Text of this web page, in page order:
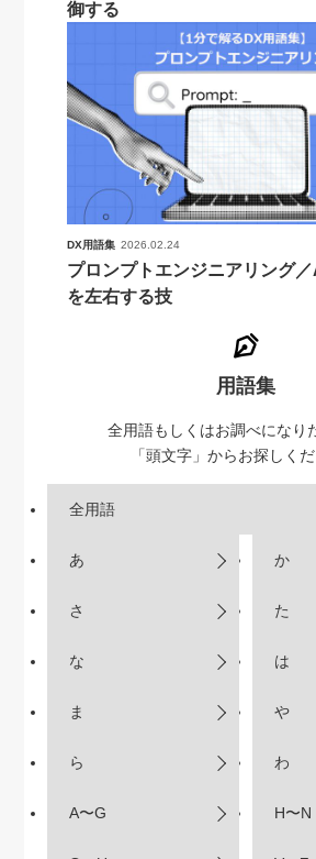
御する
DX用語集 2026.02.24
プロンプトエンジニアリング
を左右する技
用語集
全用語もしくはお調べになり
「頭文字」からお探しくだ
全用語
あ か
さ た
な は
ま や
ら わ
A〜G H〜N